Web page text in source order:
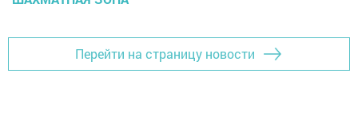
Перейти на страницу новости